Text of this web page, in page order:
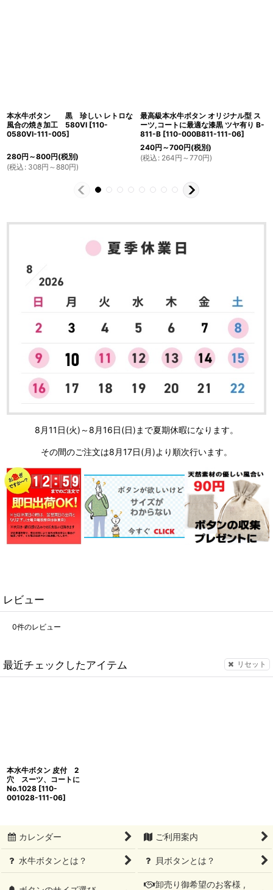
本水牛ボタン 黒 珍しい レトロな
風合の焼き加工 580VI [110-
0580VI-111-005]
280円 ～800円(税別)
(税込 : 308円 ～880円)
最高級本水牛ボタン オリジナル型 ス
ーツ,コートに最適な漆黒 ツヤ有り B-
811-B [110-000B811-111-06]
240円 ～700円(税別)
(税込 : 264円 ～770円)
8月11日(火)～8月16日(日)まで夏期休暇になります。
その間のご注文は8月17日(月)より順次行います。
レビュー
0件のレビュー
最近チェックしたアイテム リセット
本水牛ボタン 皮付 2
穴 スーツ、コートに
No.1028 [110-
001028-111-06]
カレンダー ご利用案内
水牛ボタンとは？ 貝ボタンとは？
卸売り御希望のお客様 ,